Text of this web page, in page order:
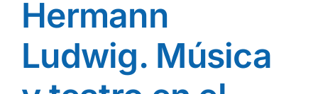
Hermann
Ludwig. Música